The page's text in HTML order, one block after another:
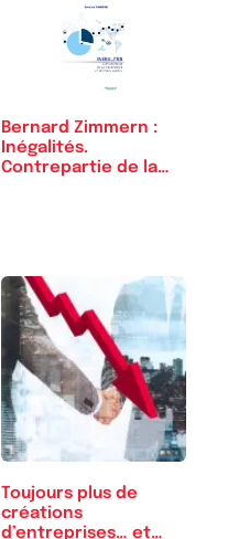
Bernard Zimmern :
Inégalités.
Contrepartie de la…
Toujours plus de
créations
d’entreprises… et…